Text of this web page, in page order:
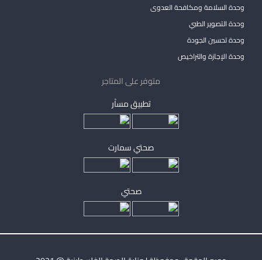
وحدة السلامة ومكافحة العدوى
وحدة التصوير الطبي
وحدة تحسين الجودة
وحدة الإجازة والتراخيص
متوفر على المتاجر
تطبيق مساْر
صحتي سمارت
صحتي